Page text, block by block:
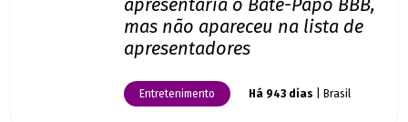
apresentaria o Bate-Papo BBB,
mas não apareceu na lista de
apresentadores
Entretenimento Há 943 dias | Brasil